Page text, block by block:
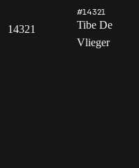
14321
#14321
Tibe De
Vlieger